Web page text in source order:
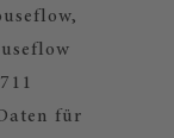
für